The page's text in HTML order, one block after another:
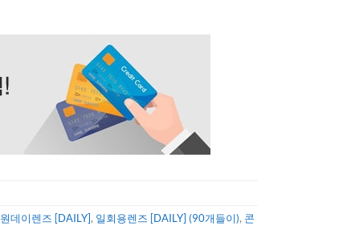
원데이렌즈 [DAILY], 일회용렌즈 [DAILY] (90개들이), 콘